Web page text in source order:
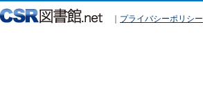
｜ プライバシーポリシー